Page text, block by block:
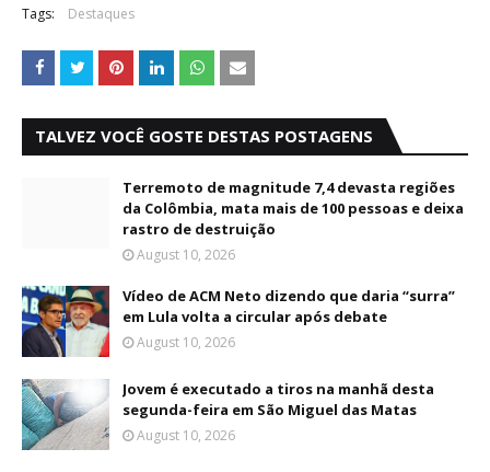
Tags: Destaques
TALVEZ VOCÊ GOSTE DESTAS POSTAGENS
Terremoto de magnitude 7,4 devasta regiões
da Colômbia, mata mais de 100 pessoas e deixa
rastro de destruição
August 10, 2026
Vídeo de ACM Neto dizendo que daria “surra”
em Lula volta a circular após debate
August 10, 2026
Jovem é executado a tiros na manhã desta
segunda-feira em São Miguel das Matas
August 10, 2026